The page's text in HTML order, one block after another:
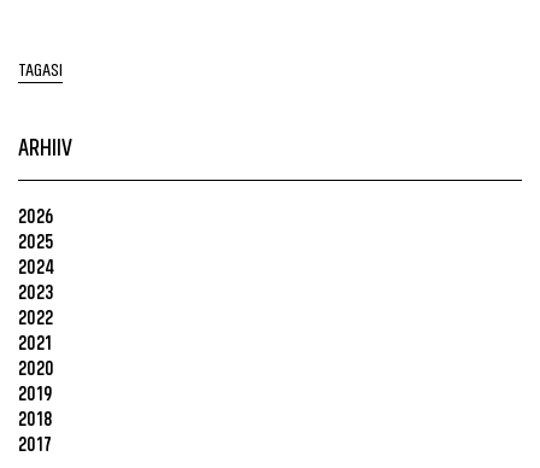
TAGASI
ARHIIV
2026
2025
2024
2023
2022
2021
2020
2019
2018
2017